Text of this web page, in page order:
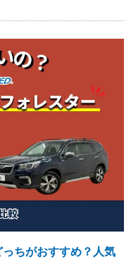
ちがおすすめ？人気